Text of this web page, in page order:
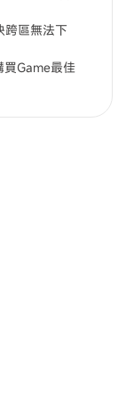
跨區無法下
Game最佳